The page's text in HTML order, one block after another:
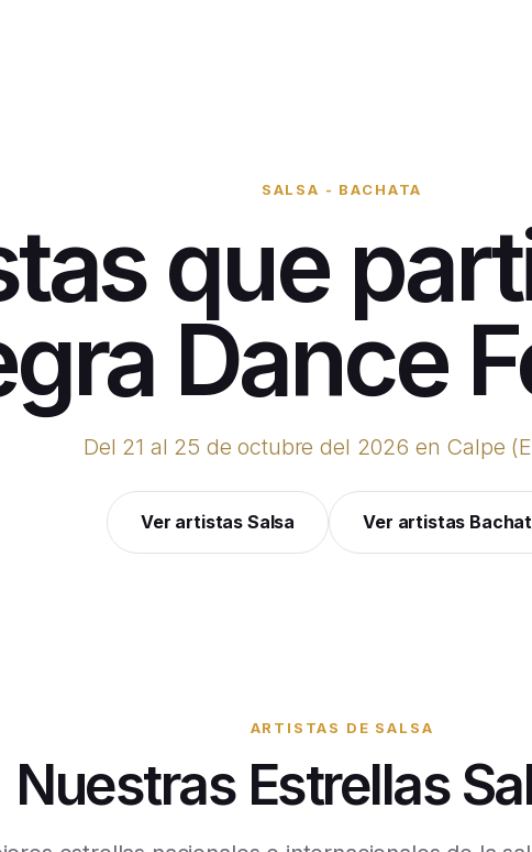
SALSA - BACHATA
que
Dance
Del 21 al 25 de octubre del 2026 en Calpe
Ver artistas Salsa Ver artistas
ARTISTAS DE SALSA
Nuestras Estrellas